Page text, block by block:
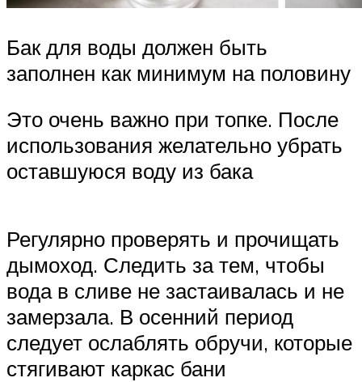
Бак для воды должен быть
заполнен как минимум на половину
Это очень важно при топке. После
использования желательно убрать
оставшуюся воду из бака
Регулярно проверять и прочищать
дымоход. Следить за тем, чтобы
вода в сливе не застаивалась и не
замерзала. В осенний период
следует ослаблять обручи, которые
стягивают каркас бани